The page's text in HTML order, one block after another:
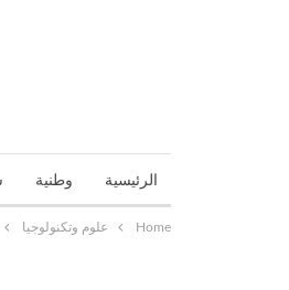
الرئيسية وطنية
تحقيقات واستطلاعاتHome علوم وتكنولوجيا